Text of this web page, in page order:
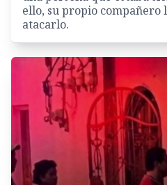
ello, su propio compañero
atacarlo.